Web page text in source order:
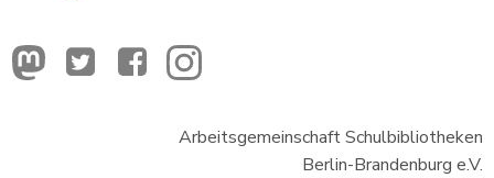
Arbeitsgemeinschaft Schulbibliotheken
Berlin-Brandenburg e.V.